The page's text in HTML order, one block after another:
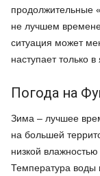
продолжительные
не лучшем
ситуация может
наступает только в
Погода на
Зима – лучшее
на большей
низкой
Температура воды